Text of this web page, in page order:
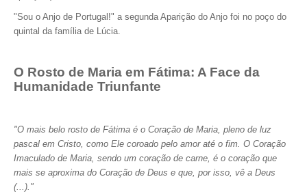
"Sou o Anjo de Portugal!" a segunda Aparição do Anjo foi no poço do
quintal da família de Lúcia.
O Rosto de Maria em Fátima: A Face da
Humanidade Triunfante
"O mais belo rosto de Fátima é o Coração de Maria, pleno de luz
pascal em Cristo, como Ele coroado pelo amor até o fim. O Coração
Imaculado de Maria, sendo um coração de carne, é o coração que
mais se aproxima do Coração de Deus e que, por isso, vê a Deus
(...)."